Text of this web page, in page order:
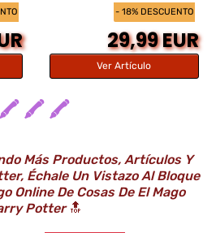
- 18% DESCUENTO
29,99 EUR
Ver Artículo
🖍️ 🖍️ 🖍️
Más Productos, Artículos Y
Échale Un Vistazo Al Bloque
Online De Cosas De El Mago
Potter🔝